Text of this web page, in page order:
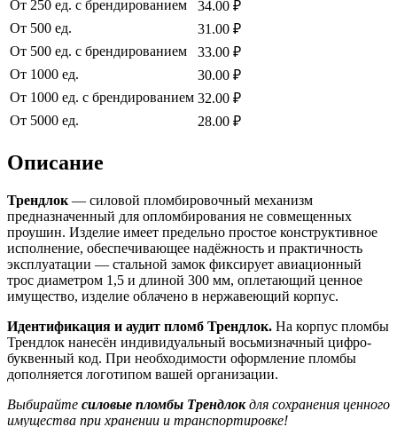
От 250 ед. с брендированием
34.00 ₽
От 500 ед.
31.00 ₽
От 500 ед. с брендированием
33.00 ₽
От 1000 ед.
30.00 ₽
От 1000 ед. с брендированием 32.00 ₽
От 5000 ед.
28.00 ₽
Описание
Трендлок — силовой пломбировочный механизм
предназначенный для опломбирования не совмещенных
проушин. Изделие имеет предельно простое конструктивное
исполнение, обеспечивающее надёжность и практичность
эксплуатации — стальной замок фиксирует авиационный
трос диаметром 1,5 и длиной 300 мм, оплетающий ценное
имущество, изделие облачено в нержавеющий корпус.
Идентификация и аудит пломб Трендлок. На корпус пломбы
Трендлок нанесён индивидуальный восьмизначный цифро-
буквенный код. При необходимости оформление пломбы
дополняется логотипом вашей организации.
Выбирайте силовые пломбы Трендлокдля сохранения ценного
имущества при хранении и транспортировке!